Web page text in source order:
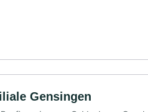
Gensingen